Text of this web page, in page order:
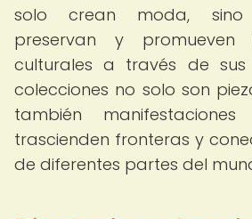
solo crean moda,
preservan y promueven
culturales a través de sus
colecciones no solo son
también
trascienden fronteras y
de diferentes partes del